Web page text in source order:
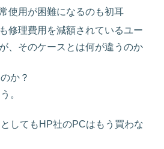
使用が困難になるのも初耳
修理費用を減額されているユー
、そのケースとは何が違うのか
か？
。
してもHP社のPCはもう買わな